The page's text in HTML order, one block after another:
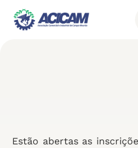
Estão abertas as